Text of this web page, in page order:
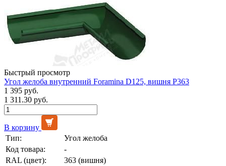
Быстрый просмотр
Угол желоба внутренний Foramina D125, вишня Р363
1 395 руб.
1 311.30 руб.
В корзину
Тип:
Угол желоба
Код товара:
-
RAL (цвет):
363 (вишня)